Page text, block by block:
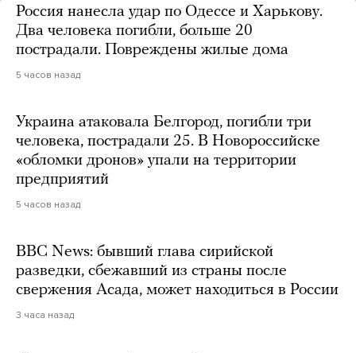
Россия нанесла удар по Одессе и Харькову.
Два человека погибли, больше 20
пострадали. Повреждены жилые дома
5 часов назад
Украина атаковала Белгород, погибли три
человека, пострадали 25. В Новороссийске
«обломки дронов» упали на территории
предприятий
5 часов назад
BBC News: бывший глава сирийской
разведки, сбежавший из страны после
свержения Асада, может находиться в России
3 часа назад